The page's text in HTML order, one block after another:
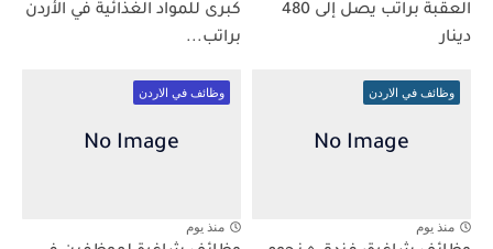
العقبة براتب يصل إلى 480
دينار
كبرى للمواد الغذائية في الأردن
براتب...
وظائف في الاردن
منذ يوم
وظائف في الاردن
منذ يوم